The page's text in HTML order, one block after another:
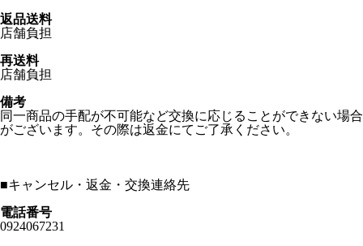
返品送料
店舗負担
再送料
店舗負担
備考
同一商品の手配が不可能など交換に応じることができない場合
がございます。その際は返金にてご了承ください。
■キャンセル・返金・交換連絡先
電話番号
0924067231